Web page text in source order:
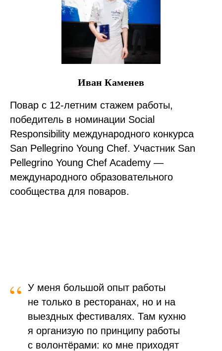
Иван Каменев
Повар с 12-летним стажем работы,
победитель в номинации Social
Responsibility международного конкурса
San Pellegrino Young Chef. Участник San
Pellegrino Young Chef Academy —
международного образовательного
сообщества для поваров.
“ У меня большой опыт работы
не только в ресторанах, но и на
выездных фестивалях. Там кухню
я организую по принципу работы
с волонтёрами: ко мне приходят